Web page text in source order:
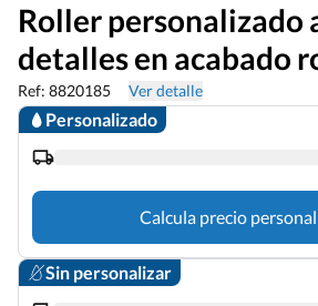
Roller personalizado
detalles en acabado
Ref: 8820185 Ver detalle
Personalizado
Calcula precio
Sin personalizar